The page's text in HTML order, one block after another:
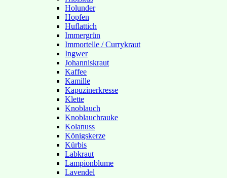
Holunder
Hopfen
Huflattich
Immergrün
Immortelle / Currykraut
Ingwer
Johanniskraut
Kaffee
Kamille
Kapuzinerkresse
Klette
Knoblauch
Knoblauchrauke
Kolanuss
Königskerze
Kürbis
Labkraut
Lampionblume
Lavendel